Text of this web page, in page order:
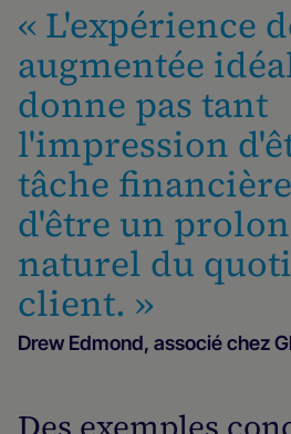
« L'expérience
augmentée
donne pas tant
l'impression
tâche
d'être un
naturel du
client. »
Drew Edmond, associé chez